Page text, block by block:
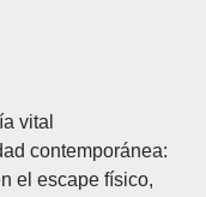
vital
contemporánea:
el escape físico,